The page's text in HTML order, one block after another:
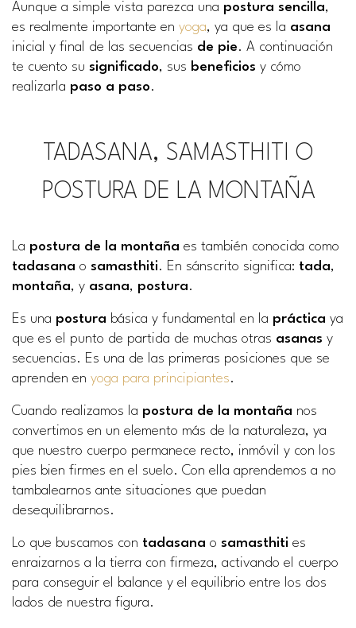
Aunque a simple vista parezca una postura sencilla,
es realmente importante en yoga, ya que es la asana
inicial y final de las secuencias de pie. A continuación
te cuento su significado, sus beneficios y cómo
realizarla paso a paso.
TADASANA, SAMASTHITI O
POSTURA DE LA MONTAÑA
La postura de la montaña es también conocida como
tadasana o samasthiti. En sánscrito significa: tada,
montaña, y asana, postura.
Es una postura básica y fundamental en la práctica ya
que es el punto de partida de muchas otras asanas y
secuencias. Es una de las primeras posiciones que se
aprenden en yoga para principiantes.
Cuando realizamos la postura de la montaña nos
convertimos en un elemento más de la naturaleza, ya
que nuestro cuerpo permanece recto, inmóvil y con los
pies bien firmes en el suelo. Con ella aprendemos a no
tambalearnos ante situaciones que puedan
desequilibrarnos.
Lo que buscamos con tadasana o samasthiti es
enraizarnos a la tierra con firmeza, activando el cuerpo
para conseguir el balance y el equilibrio entre los dos
lados de nuestra figura.